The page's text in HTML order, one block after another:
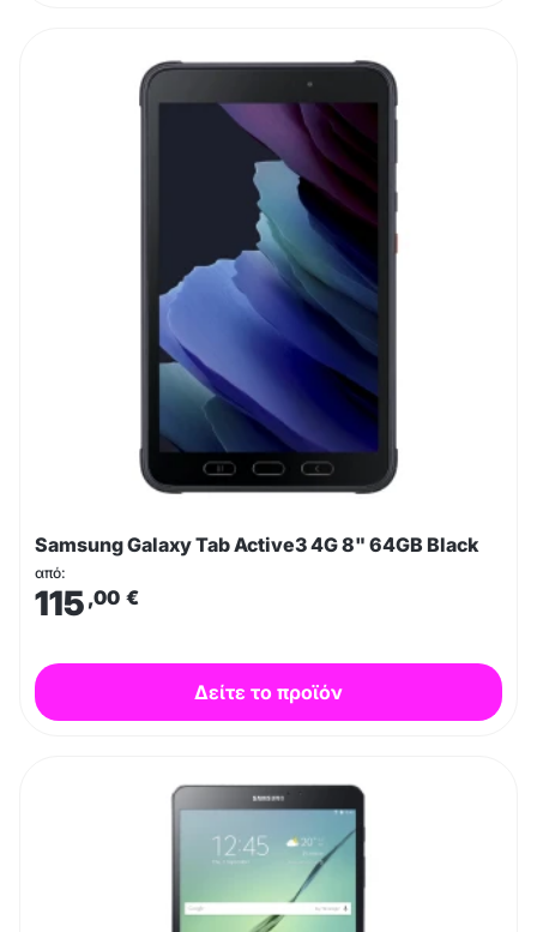
Samsung Galaxy Tab Active3 4G 8" 64GB Black
από:
115 ,00 €
Δείτε το προϊόν